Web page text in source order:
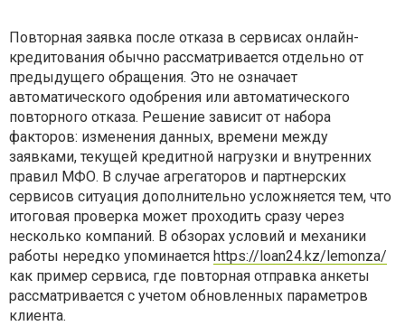
Повторная заявка после отказа в сервисах онлайн-
кредитования обычно рассматривается отдельно от
предыдущего обращения. Это не означает
автоматического одобрения или автоматического
повторного отказа. Решение зависит от набора
факторов: изменения данных, времени между
заявками, текущей кредитной нагрузки и внутренних
правил МФО. В случае агрегаторов и партнерских
сервисов ситуация дополнительно усложняется тем, что
итоговая проверка может проходить сразу через
несколько компаний. В обзорах условий и механики
работы нередко упоминается https://loan24.kz/lemonza/
как пример сервиса, где повторная отправка анкеты
рассматривается с учетом обновленных параметров
клиента.